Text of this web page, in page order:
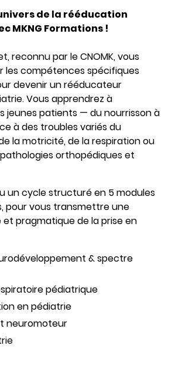
de la rééducation
MKNG Formations !
reconnu par le CNOMK, vous
les compétences spécifiques
devenir un rééducateur
Vous apprendrez à
jeunes patients — du nourrisson à
à des troubles variés du
la motricité, de la respiration ou
orthopédiques et
un cycle structuré en 5 modules
pour vous transmettre une
pragmatique de la prise en
& spectre
pédiatrique
en pédiatrie
neuromoteur